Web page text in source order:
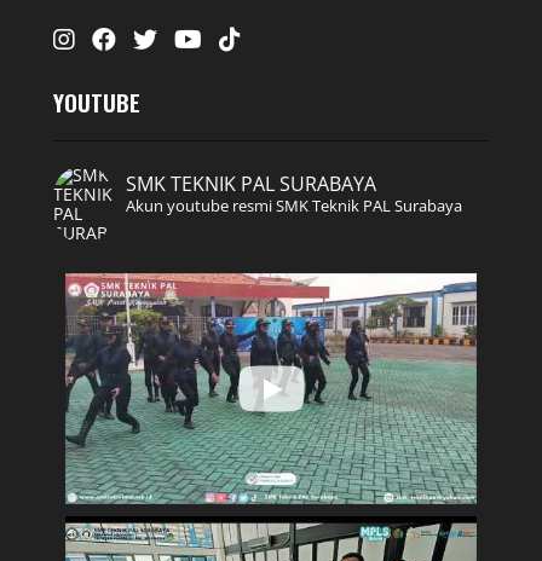
Instagram
FacebookTwitterYoutube
Tiktok
YOUTUBE
SMK TEKNIK PAL SURABAYA
Akun youtube resmi SMK Teknik PAL Surabaya